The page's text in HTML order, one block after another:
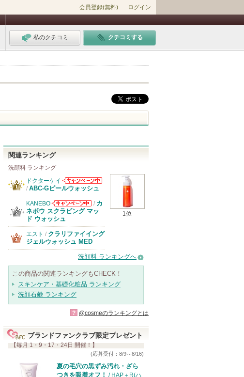
会員登録(無料) ログイン
私のクチコミ クチコミする
関連ランキング
洗顔料 ランキング
1位
ドクターケイ
ドクターケイか
らのお知らせが
あります
/ ABC-Gピールウォッシュ
KANEBO
KANEBOから
のお知らせがあ
/ カ
ネボウ スクラビング マッ
ド ウォッシュ
エスト / クラリファイイング
ジェルウォッシュ MED
洗顔料 ランキングへ
この商品の関連ランキングもCHECK！
スキンケア・基礎化粧品 ランキング
洗顔石鹸 ランキング
? @cosmeのランキングとは
ブランドファンクラブ限定プレゼント
【毎月 1・9・17・24日 開催！】
(応募受付：8/9～8/16)
夏の毛穴の黒ずみ汚れ・ざら
つきを吸着オフ！ / HAP＋R(ハ